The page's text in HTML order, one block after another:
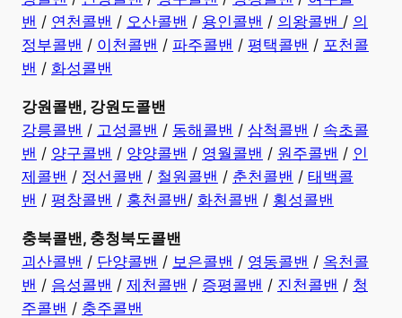
밴 / 연천콜밴 / 오산콜밴 / 용인콜밴 / 의왕콜밴 / 의
정부콜밴 / 이천콜밴 / 파주콜밴 / 평택콜밴 / 포천콜
밴 / 화성콜밴
강원콜밴, 강원도콜밴
강릉콜밴 / 고성콜밴 / 동해콜밴 / 삼척콜밴 / 속초콜
밴 / 양구콜밴 / 양양콜밴 / 영월콜밴 / 원주콜밴 / 인
제콜밴 / 정선콜밴 / 철원콜밴 / 춘천콜밴 / 태백콜
밴 / 평창콜밴 / 홍천콜밴/ 화천콜밴 / 횡성콜밴
충북콜밴, 충청북도콜밴
괴산콜밴 / 단양콜밴 / 보은콜밴 / 영동콜밴 / 옥천콜
밴 / 음성콜밴 / 제천콜밴 / 증평콜밴 / 진천콜밴 / 청
주콜밴 / 충주콜밴